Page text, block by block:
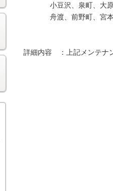
小豆沢、泉町、大原町
舟渡、前野町、宮本